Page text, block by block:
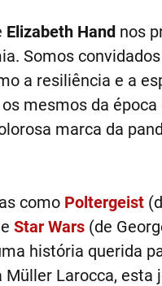
Elizabeth Handnos
Somos
a resiliência e a
mesmos da
marca da
como Poltergeist
Star Wars(de
história querida
Larocca,